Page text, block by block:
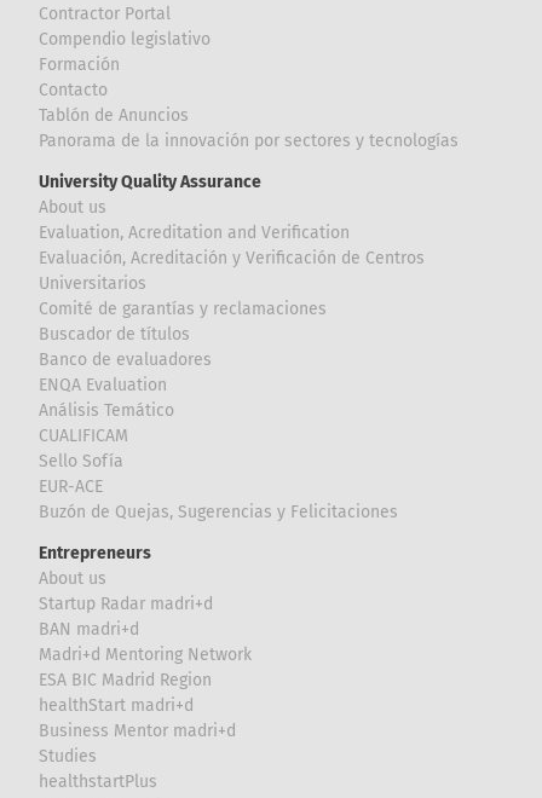
Contractor Portal
Compendio legislativo
Formación
Contacto
Tablón de Anuncios
Panorama de la innovación por sectores y tecnologías
University Quality Assurance
About us
Evaluation, Acreditation and Verification
Evaluación, Acreditación y Verificación de Centros
Universitarios
Comité de garantías y reclamaciones
Buscador de títulos
Banco de evaluadores
ENQA Evaluation
Análisis Temático
CUALIFICAM
Sello Sofía
EUR-ACE
Buzón de Quejas, Sugerencias y Felicitaciones
Entrepreneurs
About us
Startup Radar madri+d
BAN madri+d
Madri+d Mentoring Network
ESA BIC Madrid Region
healthStart madri+d
Business Mentor madri+d
Studies
healthstartPlus